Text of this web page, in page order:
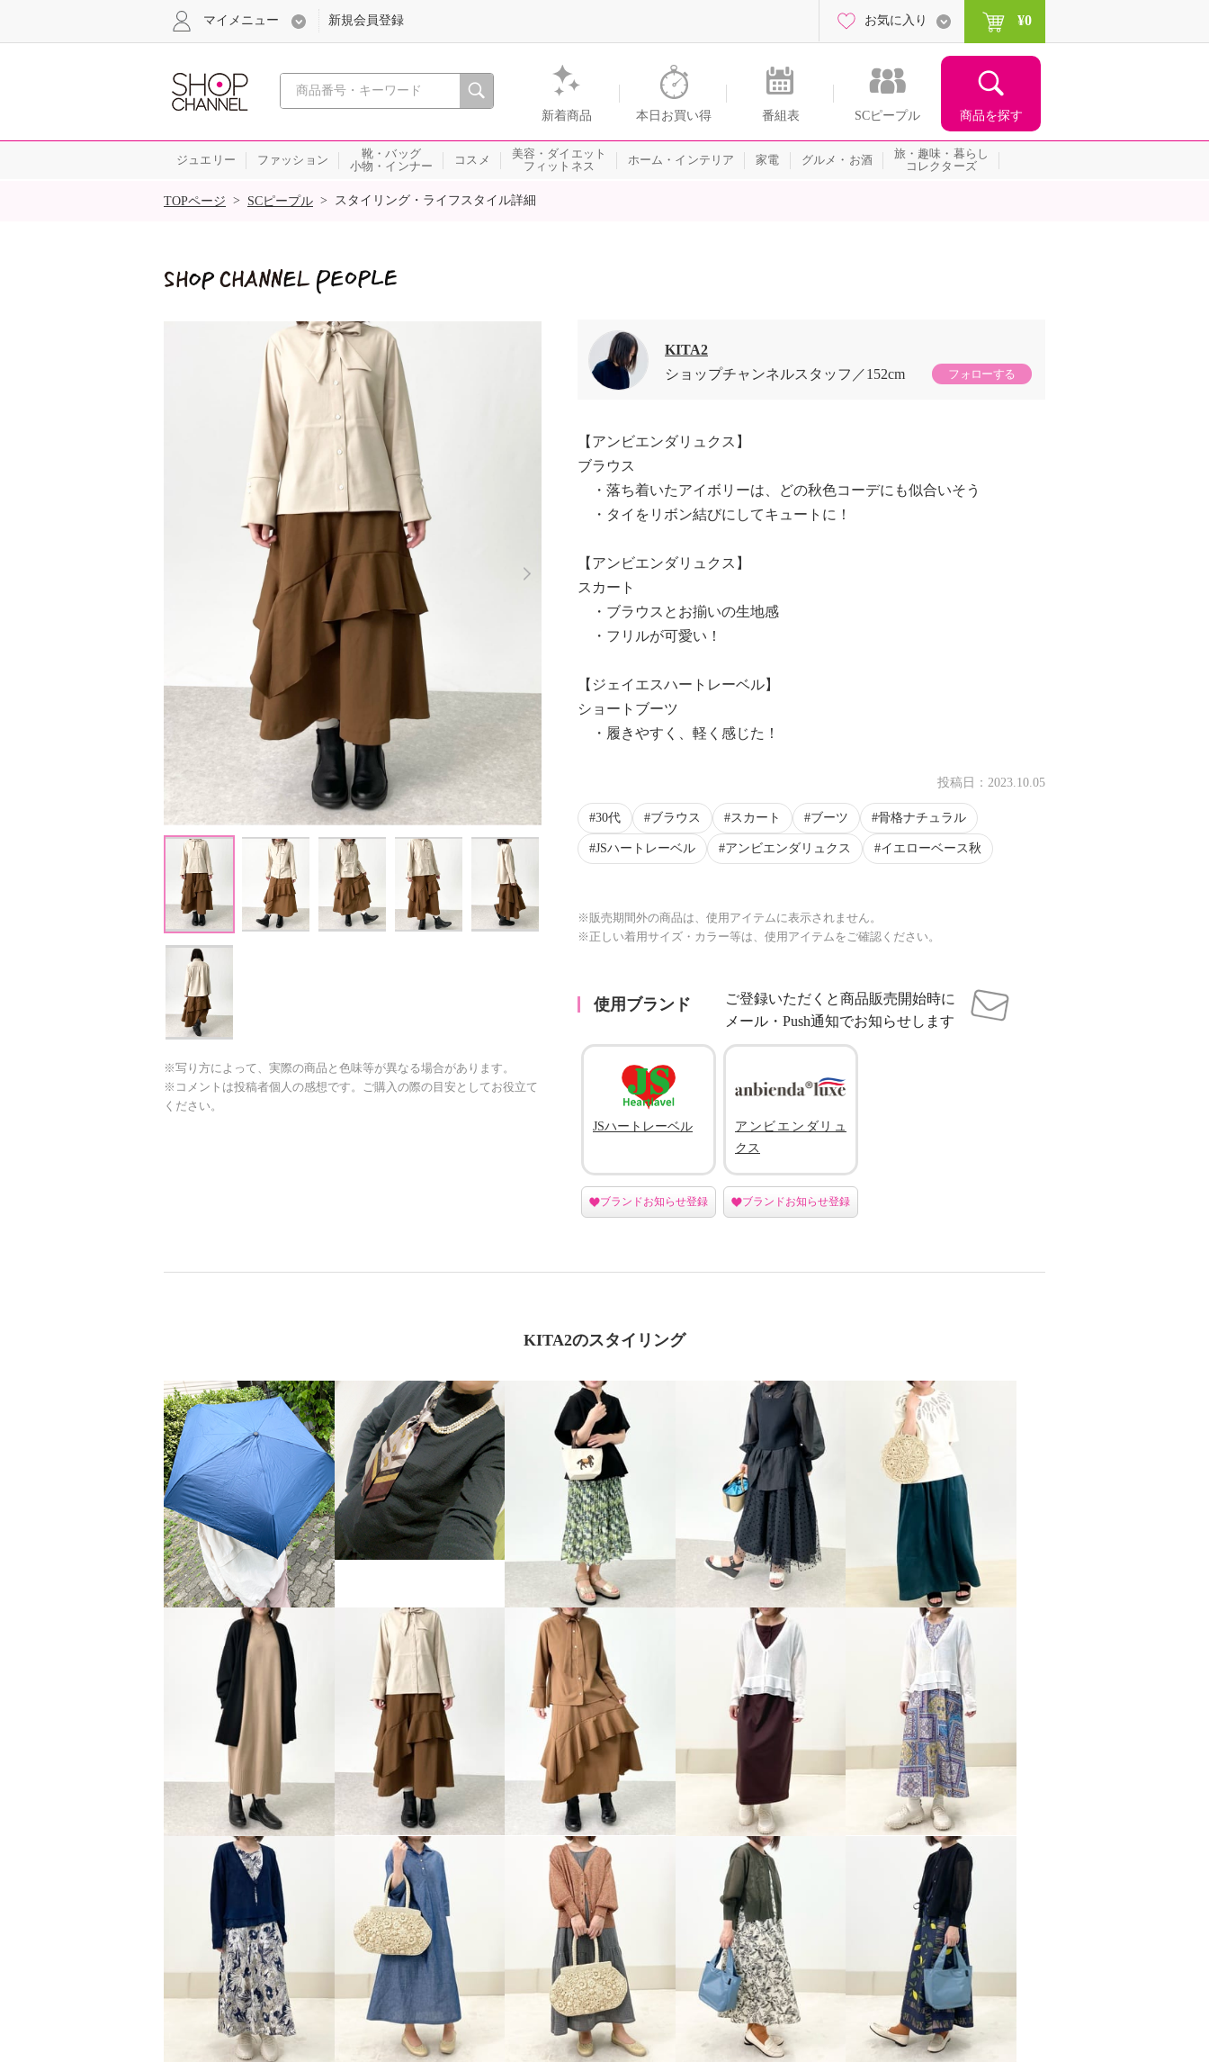
心おどる、瞬間を。通販・テレビショッピングのショップチャンネル
新着商品 本日お買い得 番組表 SCピープル 商品を探す
マイメニュー 新規会員登録 お気に入り ¥0
ジュエリー ファッション
靴・バッグ
小物・インナー
コスメ
美容・ダイエット
フィットネス
ホーム・インテリア 家電 グルメ・お酒
旅・趣味・暮らし
コレクターズ
SALE
TOPページ > SCピープル > スタイリング・ライフスタイル詳細
※写り方によって、実際の商品と色味等が異なる場合があります。
※コメントは投稿者個人の感想です。ご購入の際の目安としてお役立て
ください。
KITA2
ショップチャンネルスタッフ
152cm フォローする
【アンビエンダリュクス】
ブラウス
・落ち着いたアイボリーは、どの秋色コーデにも似合いそう
・タイをリボン結びにしてキュートに！
【アンビエンダリュクス】
スカート
・ブラウスとお揃いの生地感
・フリルが可愛い！
【ジェイエスハートレーベル】
ショートブーツ
・履きやすく、軽く感じた！
投稿日： 2023.10.05
30代 ブラウス スカート ブーツ 骨格ナチュラル
JSハートレーベル アンビエンダリュクス イエローベース秋
※販売期間外の商品は、使用アイテムに表示されません。
※正しい着用サイズ・カラー等は、使用アイテムをご確認ください。
使用ブランド
ご登録いただくと商品販売開始時に
メール・Push通知でお知らせします
JSハートレーベル
ブランドお知らせ登録
アンビエンダリュ
クス
ブランドお知らせ登録
KITA2のスタイリング